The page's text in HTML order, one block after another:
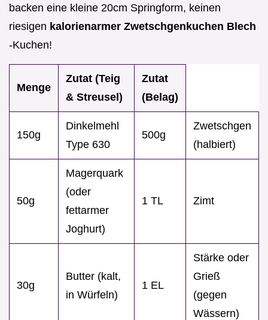
backen eine kleine 20cm Springform, keinen
riesigen kalorienarmer Zwetschgenkuchen Blech
-Kuchen!
Menge
Zutat (Teig
& Streusel)
Zutat
(Belag)
150g
Dinkelmehl
Type 630
500g
Zwetschgen
(halbiert)
50g
Magerquark
(oder
fettarmer
Joghurt)
1 TL Zimt
30g
Butter (kalt,
in Würfeln)
1 EL
Stärke oder
Grieß
(gegen
Wässern)